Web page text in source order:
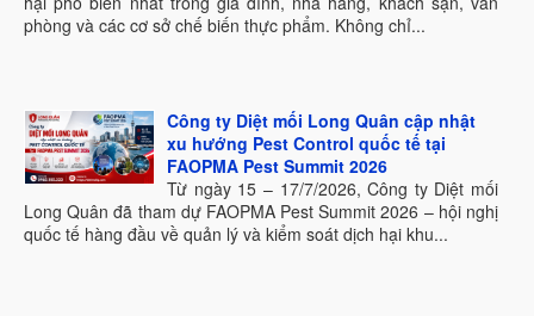
phòng và các cơ sở chế biến thực phẩm. Không chỉ...
Công ty Diệt mối Long Quân cập nhật
xu hướng Pest Control quốc tế tại
FAOPMA Pest Summit 2026
Từ ngày 15 – 17/7/2026, Công ty Diệt mối
Long Quân đã tham dự FAOPMA Pest Summit 2026 – hội nghị
quốc tế hàng đầu về quản lý và kiểm soát dịch hại khu...